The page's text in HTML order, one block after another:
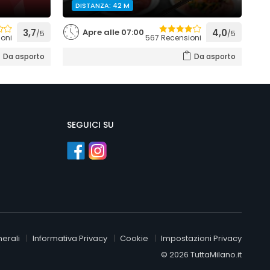
3,7/5
Da asporto
DISTANZA: 42 M
Apre alle 07:00567 Recensioni 4,0/5
Da asporto
SEGUICI SU
Informativa Privacy Cookie
Impostazioni Privacy
© 2026 TuttaMilano.it